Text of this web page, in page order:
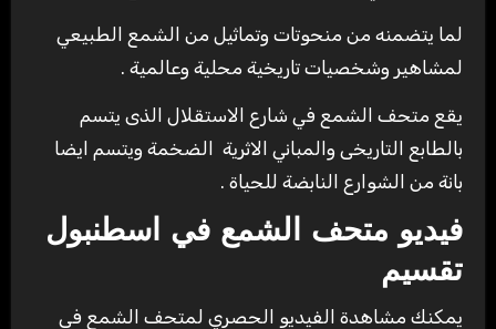
لما يتضمنه من منحوتات وتماثيل من الشمع الطبيعي
لمشاهير وشخصيات تاريخية محلية وعالمية .
يقع متحف الشمع في شارع الاستقلال الذى يتسم
بالطابع التاريخى والمباني الاثرية الضخمة ويتسم ايضا
بانة من الشوارع النابضة للحياة .
فيديو متحف الشمع في اسطنبول
تقسيم
يمكنك مشاهدة الفيديو الحصري لمتحف الشمع في